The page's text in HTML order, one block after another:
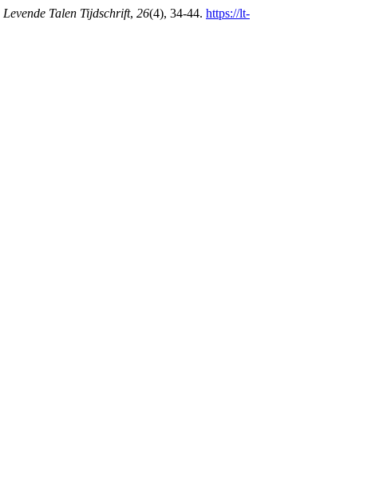
Levende Talen Tijdschrift, 26(4), 34-44. https://lt-